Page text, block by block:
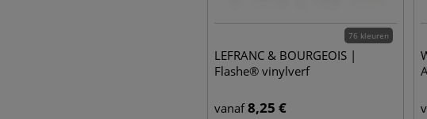
76 kleuren
LEFRANC & BOURGEOIS |
Flashe® vinylverf
vanaf 8,25 €